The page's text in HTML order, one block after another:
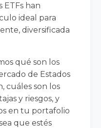
ETFs han
ideal para
diversificada
qué son los
de Estados
cuáles son los
y riesgos, y
en tu portafolio
que estés